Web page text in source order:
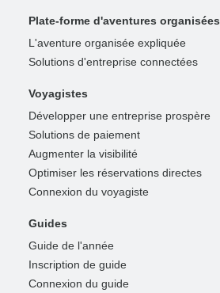
Plate-forme d'aventures organisées
L'aventure organisée expliquée
Solutions d'entreprise connectées
Voyagistes
Développer une entreprise prospère
Solutions de paiement
Augmenter la visibilité
Optimiser les réservations directes
Connexion du voyagiste
Guides
Guide de l'année
Inscription de guide
Connexion du guide